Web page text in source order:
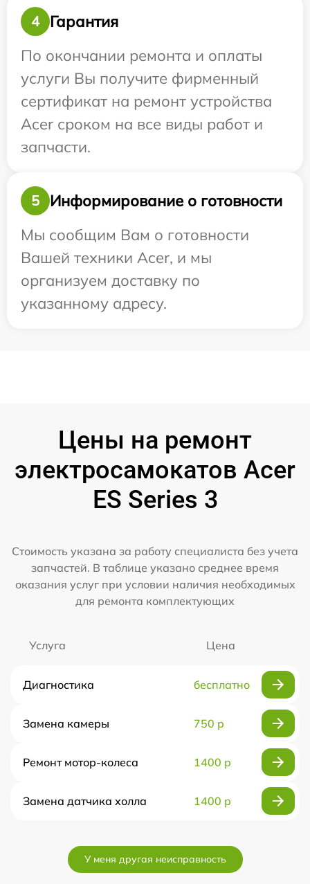
4
Гарантия
По окончании ремонта и оплаты
услуги Вы получите фирменный
сертификат на ремонт устройства
Acer сроком на все виды работ и
запчасти.
5
Информирование о готовности
Мы сообщим Вам о готовности
Вашей техники Acer, и мы
организуем доставку по
указанному адресу.
Цены на ремонт
электросамокатов Acer
ES Series 3
Стоимость указана за работу специалиста без учета
запчастей. В таблице указано среднее время
оказания услуг при условии наличия необходимых
для ремонта комплектующих
Услуга Цена
Диагностика бесплатно
Замена камеры 750 р
Ремонт мотор-колеса 1400 р
Замена датчика холла 1400 р
У меня другая неисправность